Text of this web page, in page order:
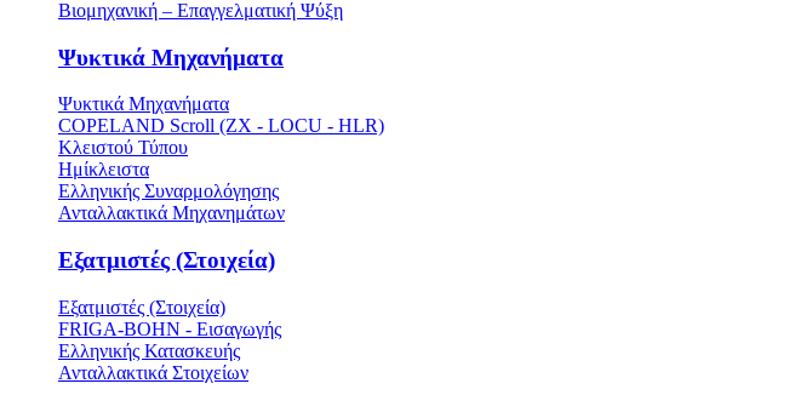
Βιομηχανική – Επαγγελματική Ψύξη
Ψυκτικά Μηχανήματα
Ψυκτικά Μηχανήματα
COPELAND Scroll (ZX - LOCU - HLR)
Κλειστού Τύπου
Ημίκλειστα
Ελληνικής Συναρμολόγησης
Ανταλλακτικά Μηχανημάτων
Εξατμιστές (Στοιχεία)
Εξατμιστές (Στοιχεία)
FRIGA-BOHN - Εισαγωγής
Ελληνικής Κατασκευής
Ανταλλακτικά Στοιχείων